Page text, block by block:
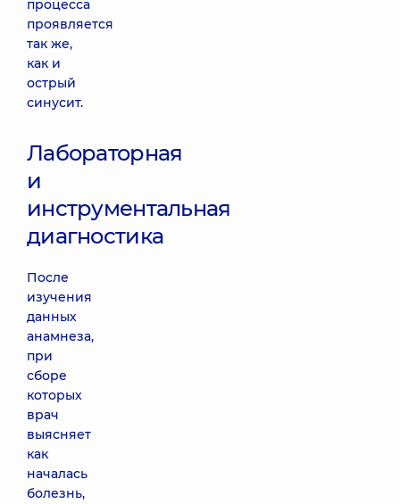
процесса
проявляется
так же,
как и
острый
синусит.
Лабораторная
и
инструментальная
диагностика
После
изучения
данных
анамнеза,
при
сборе
которых
врач
выясняет
как
началась
болезнь,